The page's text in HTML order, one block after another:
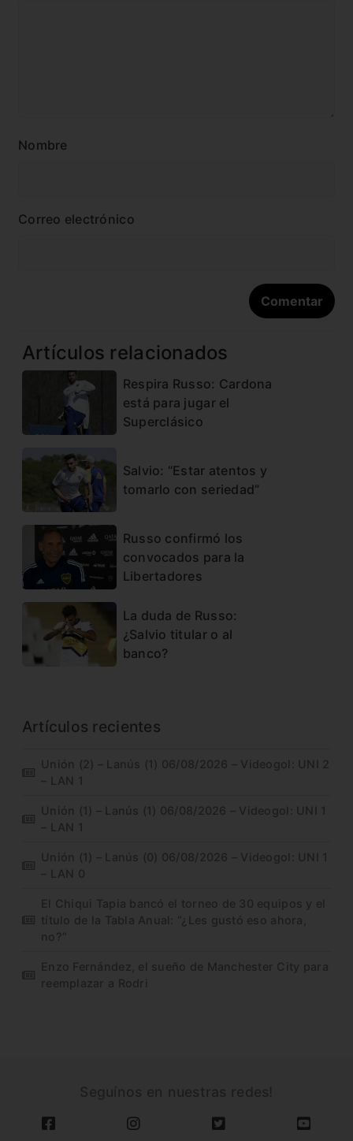
Nombre
Correo electrónico
Artículos relacionados
Respira Russo: Cardona
está para jugar el
Superclásico
Salvio: “Estar atentos y
tomarlo con seriedad”
Russo confirmó los
convocados para la
Libertadores
La duda de Russo:
¿Salvio titular o al
banco?
Artículos recientes
Unión (2) – Lanús (1) 06/08/2026 – Videogol: UNI 2
– LAN 1
Unión (1) – Lanús (1) 06/08/2026 – Videogol: UNI 1
– LAN 1
Unión (1) – Lanús (0) 06/08/2026 – Videogol: UNI 1
– LAN 0
El Chiqui Tapia bancó el torneo de 30 equipos y el
título de la Tabla Anual: “¿Les gustó eso ahora,
no?”
Enzo Fernández, el sueño de Manchester City para
reemplazar a Rodri